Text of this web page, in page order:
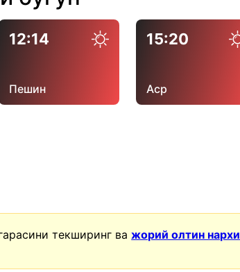
12:14
Пешин
15:20
Аср
текширинг важорий олтин нархи